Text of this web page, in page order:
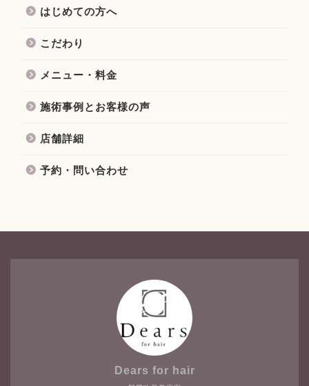
はじめての方へ
こだわり
メニュー・料金
施術事例とお客様の声
店舗詳細
予約・問い合わせ
Dears for hair